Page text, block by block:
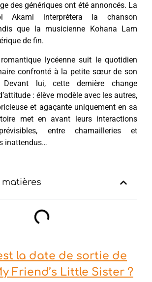
des génériques ont été annoncés. La
Akami interprétera la chanson
que la musicienne Kohana Lam
de fin.
lycéenne suit le quotidien
confronté à la petite sœur de son
lui, cette dernière change
: élève modèle avec les autres,
et agaçante uniquement en sa
met en avant leurs interactions
entre chamailleries et
inattendus…
matières
la date de sortie de
Friend’s Little Sister ?